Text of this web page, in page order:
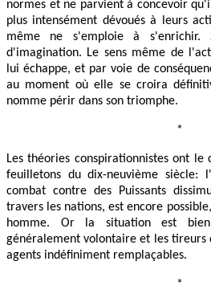
normes et ne parvient à concevoir
plus intensément dévoués à leurs
même ne s'emploie à s'enrichir.
d'imagination. Le sens même de
lui échappe, et par voie de
au moment où elle se croira
nomme périr dans son triomphe.
*
Les théories conspirationnistes ont
feuilletons du dix-neuvième siècle:
combat contre des Puissants
travers les nations, est encore
homme. Or la situation est
généralement volontaire et les tireurs
agents indéfiniment remplaçables.
*